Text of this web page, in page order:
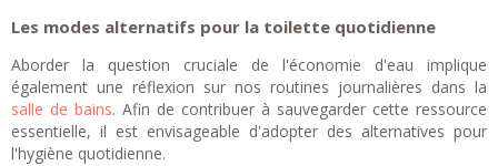
Les modes alternatifs pour la toilette quotidienne
Aborder la question cruciale de l'économie d'eau implique
également une réflexion sur nos routines journalières dans la
salle de bains. Afin de contribuer à sauvegarder cette ressource
essentielle, il est envisageable d'adopter des alternatives pour
l'hygiène quotidienne.